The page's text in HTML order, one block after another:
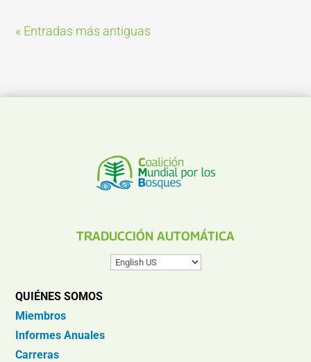
« Entradas más antiguas
TRADUCCIÓN AUTOMÁTICA
QUIÉNES SOMOS
Miembros
Informes Anuales
Carreras